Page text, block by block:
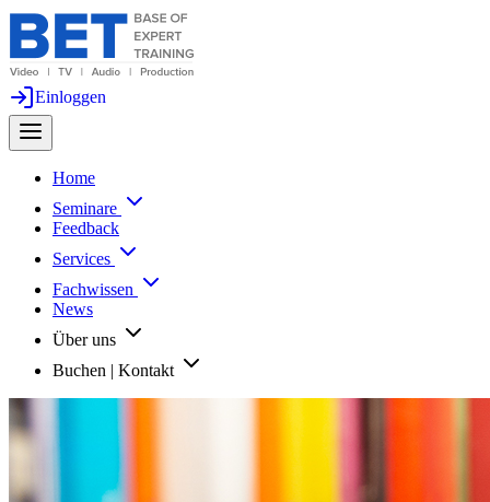
Einloggen
Home
Seminare
Feedback
Services
Fachwissen
News
Über uns
Buchen | Kontakt